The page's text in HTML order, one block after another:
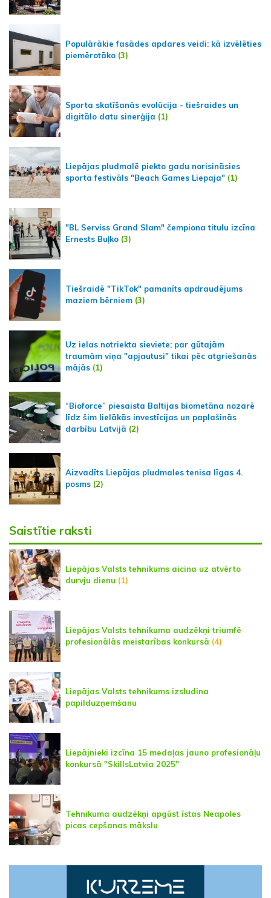
Populārākie fasādes apdares veidi: kā izvēlēties
piemērotāko (3)
Sporta skatīšanās evolūcija - tiešraides un
digitālo datu sinerģija (1)
Liepājas pludmalē piekto gadu norisināsies
sporta festivāls "Beach Games Liepaja" (1)
"BL Serviss Grand Slam" čempiona titulu izcīna
Ernests Buļko (3)
Tiešraidē "TikTok" pamanīts apdraudējums
maziem bērniem (3)
Uz ielas notriekta sieviete; par gūtajām
traumām viņa "apjautusi" tikai pēc atgriešanās
mājās (1)
“Bioforce” piesaista Baltijas biometāna nozarē
līdz šim lielākās investīcijas un paplašinās
darbību Latvijā (2)
Aizvadīts Liepājas pludmales tenisa līgas 4.
posms (2)
Saistītie raksti
Liepājas Valsts tehnikums aicina uz atvērto
durvju dienu (1)
Liepājas Valsts tehnikuma audzēkņi triumfē
profesionālās meistarības konkursā (4)
Liepājas Valsts tehnikums izsludina
papilduzņemšanu
Liepājnieki izcīna 15 medaļas jauno profesionāļu
konkursā "SkillsLatvia 2025"
Tehnikuma audzēkņi apgūst īstas Neapoles
picas cepšanas mākslu